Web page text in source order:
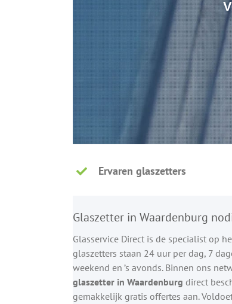
Ervaren glaszetters
Glaszetter in Waardenburg
Glasservice Direct is de specialist op
glaszetters staan 24 uur per dag, 7
weekend en ’s avonds. Binnen ons
glaszetter in Waardenburg direct
gemakkelijk gratis offertes aan.